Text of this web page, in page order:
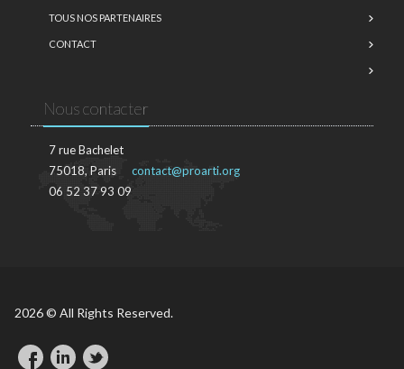
TOUS NOS PARTENAIRES
CONTACT
Nous contacter
7 rue Bachelet
75018, Paris
06 52 37 93 09
contact@proarti.org
2026 © All Rights Reserved.